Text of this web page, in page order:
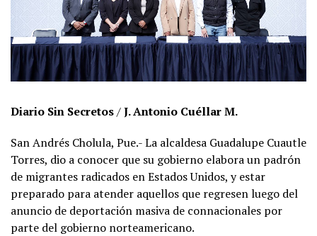
Diario Sin Secretos/J. Antonio Cuéllar M.
San Andrés Cholula, Pue.- La alcaldesa Guadalupe Cuautle
Torres, dio a conocer que su gobierno elabora un padrón
de migrantes radicados en Estados Unidos, y estar
preparado para atender aquellos que regresen luego del
anuncio de deportación masiva de connacionales por
parte del gobierno norteamericano.